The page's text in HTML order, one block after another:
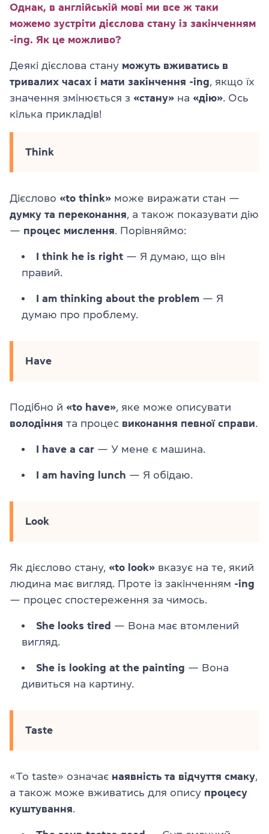
Однак, в англійській мові ми все ж таки
можемо зустріти дієслова стану із закінченням
-ing. Як це можливо?
Деякі дієслова стану можуть вживатись в
тривалих часах і мати закінчення -ing, якщо їх
значення змінюється з «стану» на «дію». Ось
кілька прикладів!
Think
Дієслово «to think» може виражати стан —
думку та переконання, а також показувати дію
— процес мислення. Порівняймо:
I think he is right — Я думаю, що він
правий.
I am thinking about the problem — Я
думаю про проблему.
Have
Подібно й «to have», яке може описувати
володіння та процес виконання певної справи.
I have a car — У мене є машина.
I am having lunch — Я обідаю.
Look
Як дієслово стану, «to look» вказує на те, який
людина має вигляд. Проте із закінченням -ing
— процес спостереження за чимось.
She looks tired — Вона має втомлений
вигляд.
She is looking at the painting — Вона
дивиться на картину.
Taste
«To taste» означає наявність та відчуття смаку,
а також може вживатись для опису процесу
куштування.